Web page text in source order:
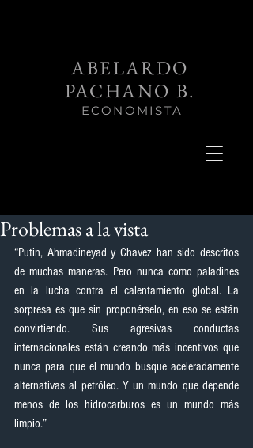
ABELARDO
PACHANO B.
ECONOMISTA
Problemas a la vista
“Putin, Ahmadineyad y Chavez han sido descritos
de muchas maneras. Pero nunca como paladines
en la lucha contra el calentamiento global. La
sorpresa es que sin proponérselo, en eso se están
convirtiendo. Sus agresivas conductas
internacionales están creando más incentivos que
nunca para que el mundo busque aceleradamente
alternativas al petróleo. Y un mundo que depende
menos de los hidrocarburos es un mundo más
limpio.”